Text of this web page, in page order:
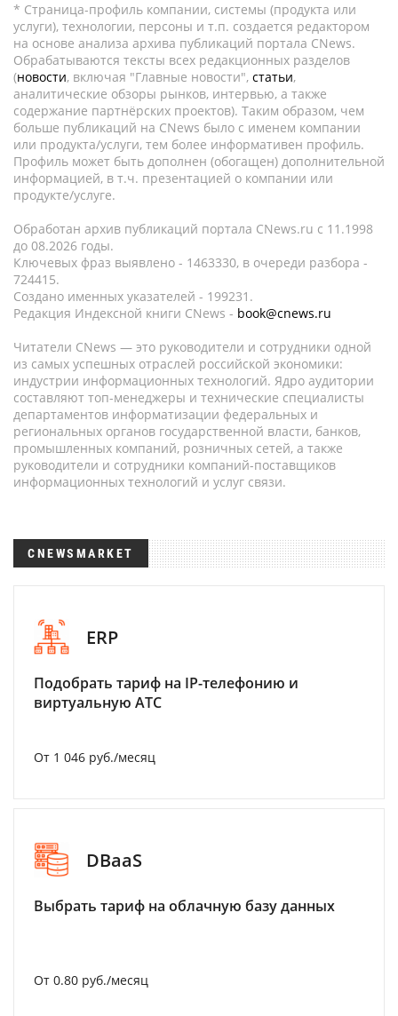
* Страница-профиль компании, системы (продукта или
услуги), технологии, персоны и т.п. создается редактором
на основе анализа архива публикаций портала CNews.
Обрабатываются тексты всех редакционных разделов
(новости, включая "Главные новости", статьи,
аналитические обзоры рынков, интервью, а также
содержание партнёрских проектов). Таким образом, чем
больше публикаций на CNews было с именем компании
или продукта/услуги, тем более информативен профиль.
Профиль может быть дополнен (обогащен) дополнительной
информацией, в т.ч. презентацией о компании или
продукте/услуге.
Обработан архив публикаций портала CNews.ru c 11.1998
до 08.2026 годы.
Ключевых фраз выявлено - 1463330, в очереди разбора -
724415.
Создано именных указателей - 199231.
Редакция Индексной книги CNews - book@cnews.ru
Читатели CNews — это руководители и сотрудники одной
из самых успешных отраслей российской экономики:
индустрии информационных технологий. Ядро аудитории
составляют топ-менеджеры и технические специалисты
департаментов информатизации федеральных и
региональных органов государственной власти, банков,
промышленных компаний, розничных сетей, а также
руководители и сотрудники компаний-поставщиков
информационных технологий и услуг связи.
CNEWSMARKET
ERP
Подобрать тариф на IP-телефонию и
виртуальную АТС
От 1 046 руб./месяц
DBaaS
Выбрать тариф на облачную базу данных
От 0.80 руб./месяц